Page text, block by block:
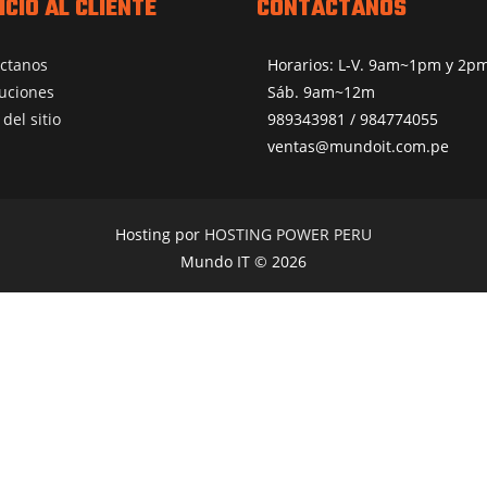
AL CLIENTE
sitio
CONTÁCTANOS
Horarios: L-V. 9am~1pm y
Sáb. 9am~12m
989343981 / 984774055
ventas@mundoit.com.pe
Hosting por HOSTING POWER PERU
Mundo IT © 2026